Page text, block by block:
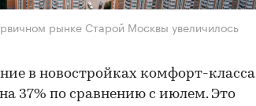
рынке Старой Москвы увеличилось
в новостройках комфорт-класса
37% по сравнению с июлем. Это